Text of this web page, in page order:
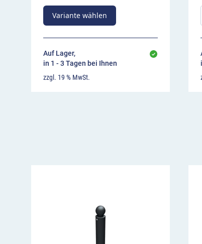
Kettenösen: wählbar 0 / 1 / 2 Stück
Variante wählen
Auf Lager,
in 1 - 3 Tagen bei Ihnen
zzgl. 19 % MwSt.